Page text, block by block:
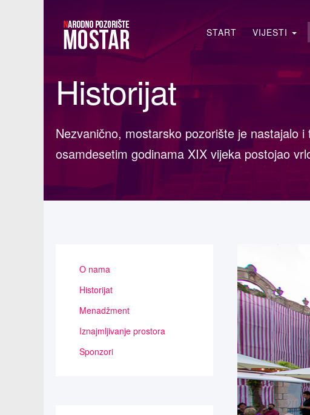
START VIJESTI
Historijat
Nezvanično, mostarsko pozorište je nastajalo
osamdesetim godinama XIX vijeka postojao
O nama
Historijat
Menadžment
Iznajmljivanje prostora
Sponzori